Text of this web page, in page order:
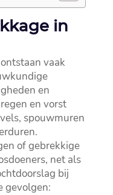
in
vaak
en
en vorst
spouwmuren
of gebrekkige
net als
bij
gevolgen: